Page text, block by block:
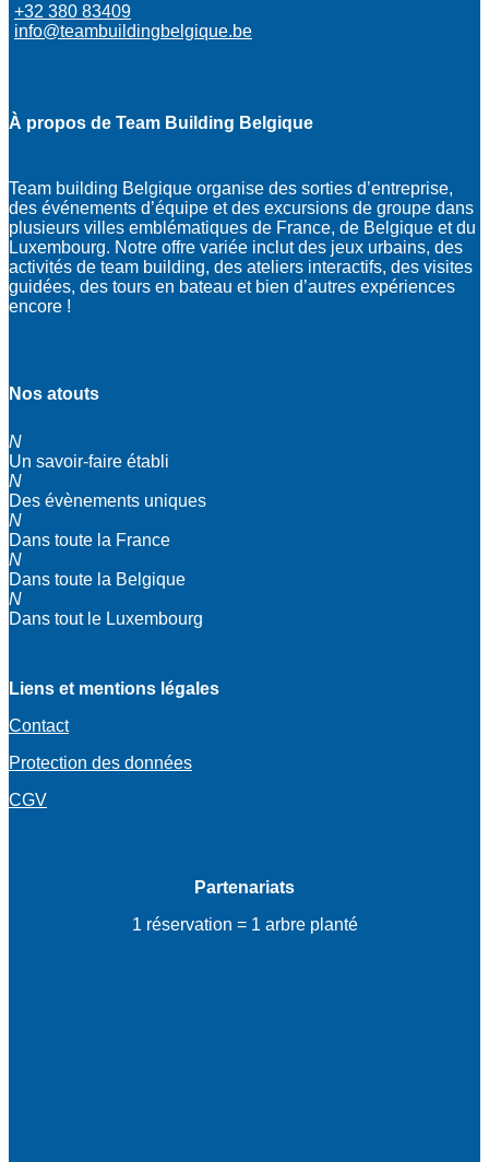
+32 380 83409
info@teambuildingbelgique.be
À propos de Team Building Belgique
Team building Belgique organise des sorties d’entreprise,
des événements d’équipe et des excursions de groupe dans
plusieurs villes emblématiques de France, de Belgique et du
Luxembourg. Notre offre variée inclut des jeux urbains, des
activités de team building, des ateliers interactifs, des visites
guidées, des tours en bateau et bien d’autres expériences
encore !
Nos atouts
N
Un savoir-faire établi
N
Des évènements uniques
N
Dans toute la France
N
Dans toute la Belgique
N
Dans tout le Luxembourg
Liens et mentions légales
Contact
Protection des données
CGV
Partenariats
1 réservation = 1 arbre planté